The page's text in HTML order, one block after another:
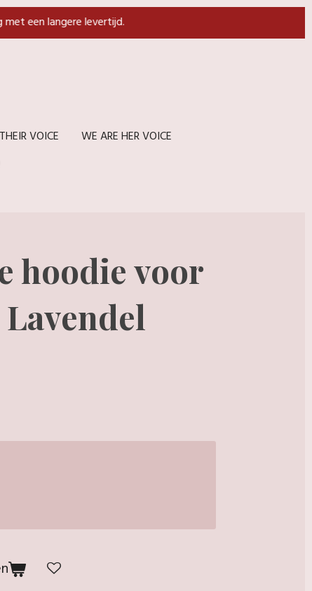
met een langere levertijd.
VOICE
WE ARE HER VOICE
hoodie voor